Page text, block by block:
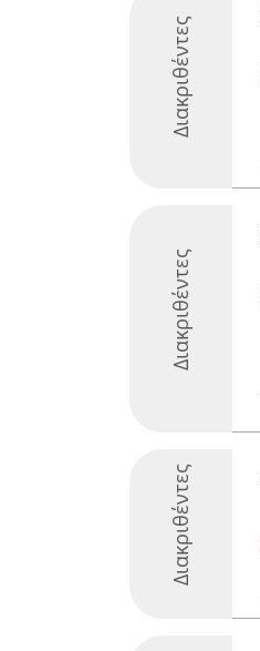
Διακριθέντες
Διακριθέντες
Διακριθέντες